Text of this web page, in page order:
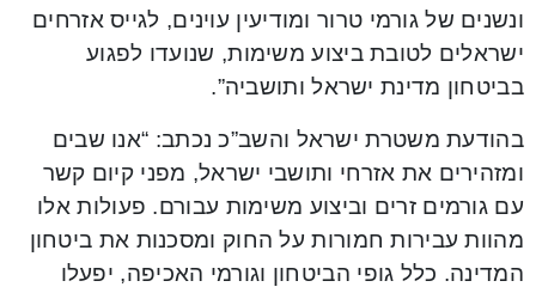
ונשנים של גורמי טרור ומודיעין עוינים, לגייס אזרחים
ישראלים לטובת ביצוע משימות, שנועדו לפגוע
בביטחון מדינת ישראל ותושביה”.
בהודעת משטרת ישראל והשב”כ נכתב: “אנו שבים
ומזהירים את אזרחי ותושבי ישראל, מפני קיום קשר
עם גורמים זרים וביצוע משימות עבורם. פעולות אלו
מהוות עבירות חמורות על החוק ומסכנות את ביטחון
המדינה. כלל גופי הביטחון וגורמי האכיפה, יפעלו